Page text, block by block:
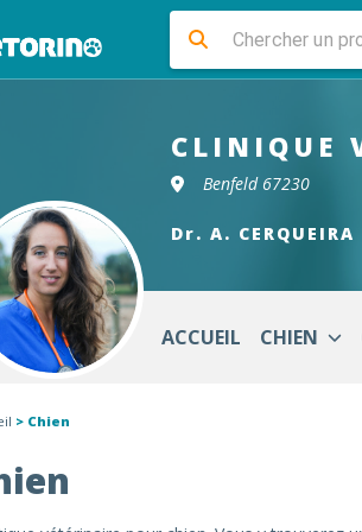
CLINIQUE
Benfeld 67230
Dr. A. CERQUEIRA
ACCUEIL CHIEN
> Chien